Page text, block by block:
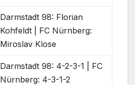
Darmstadt 98: Florian
Kohfeldt | FC Nürnberg:
Miroslav Klose
Darmstadt 98: 4-2-3-1 | FC
Nürnberg: 4-3-1-2